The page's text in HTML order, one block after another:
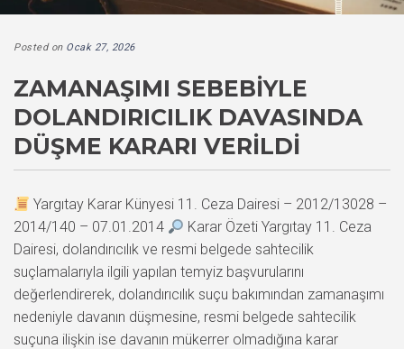
Posted on Ocak 27, 2026
ZAMANAŞIMI SEBEBIYLE
DOLANDIRICILIK DAVASINDA
DÜŞME KARARI VERILDI
Yargıtay Karar Künyesi 11. Ceza Dairesi – 2012/13028 –
2014/140 – 07.01.2014
Karar Özeti Yargıtay 11. Ceza
Dairesi, dolandırıcılık ve resmi belgede sahtecilik
suçlamalarıyla ilgili yapılan temyiz başvurularını
değerlendirerek, dolandırıcılık suçu bakımından zamanaşımı
nedeniyle davanın düşmesine, resmi belgede sahtecilik
suçuna ilişkin ise davanın mükerrer olmadığına karar